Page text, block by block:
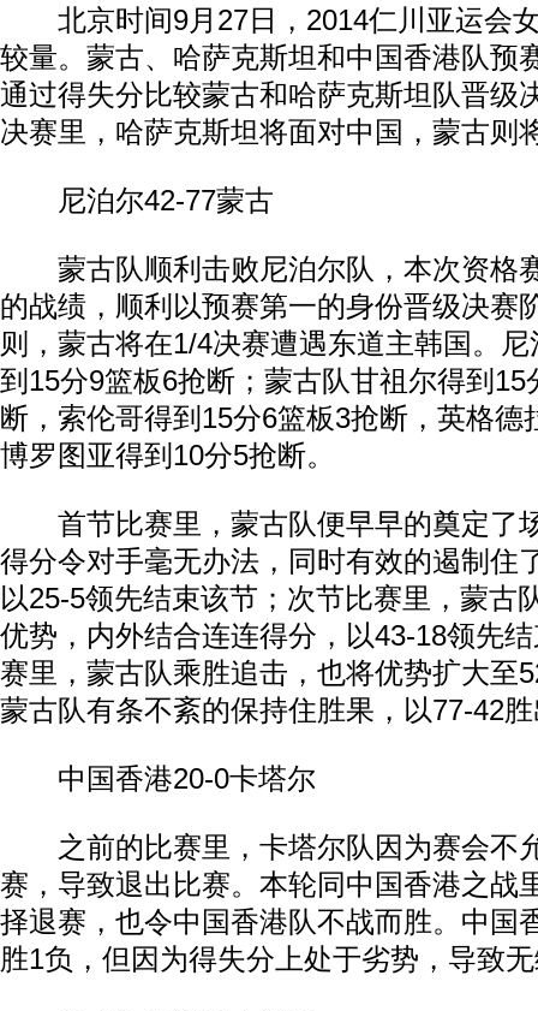
北京时间9月27日，2014仁川亚运会
较量。蒙古、哈萨克斯坦和中国香港队预
通过得失分比较蒙古和哈萨克斯坦队晋级
决赛里，哈萨克斯坦将面对中国，蒙古则
尼泊尔42-77蒙古
蒙古队顺利击败尼泊尔队，本次资格
的战绩，顺利以预赛第一的身份晋级决赛
则，蒙古将在1/4决赛遭遇东道主韩国。
到15分9篮板6抢断；蒙古队甘祖尔得到15
断，索伦哥得到15分6篮板3抢断，英格德
博罗图亚得到10分5抢断。
首节比赛里，蒙古队便早早的奠定了
得分令对手毫无办法，同时有效的遏制住
以25-5领先结束该节；次节比赛里，蒙古
优势，内外结合连连得分，以43-18领先
赛里，蒙古队乘胜追击，也将优势扩大至
蒙古队有条不紊的保持住胜果，以77-42
中国香港20-0卡塔尔
之前的比赛里，卡塔尔队因为赛会不
赛，导致退出比赛。本轮同中国香港之战
择退赛，也令中国香港队不战而胜。中国
胜1负，但因为得失分上处于劣势，导致